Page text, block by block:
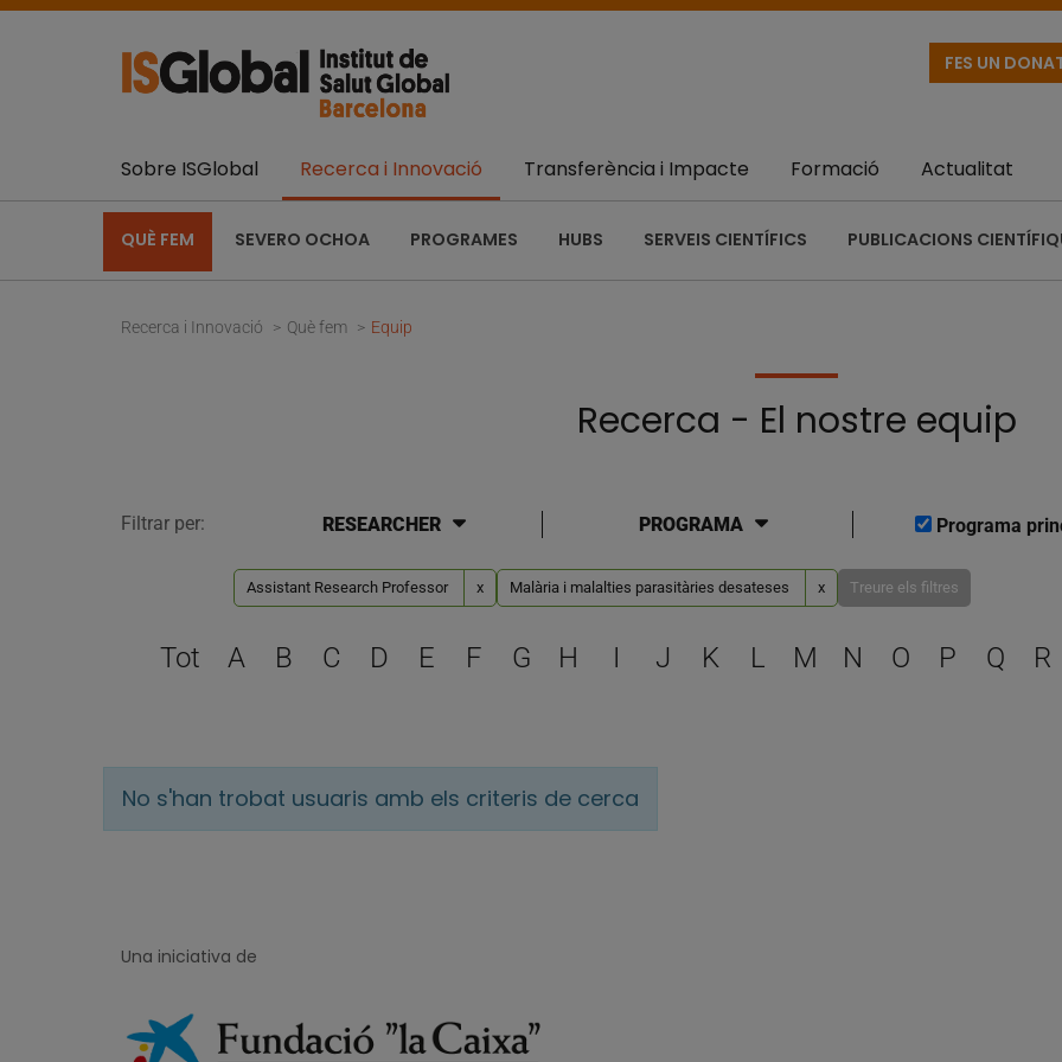
FES UN
Sobre ISGlobal Recerca i Innovació
QUÈ FEM SEVERO OCHOA PROGRAMES HUBS SERVEIS CIENTÍFICS PUBLICACIONS
Transferència i Impacte Formació Actualitat
Recerca i Innovació Què fem Equip
Recerca - El nostre equip
Filtrar per: RESEARCHER PROGRAMA Programa
Assistant Research Professor x Malària i malalties parasitàries desateses x Treure els filtres
Escull una lletra per filtrar
Tot A B C D E F G H I J K L M N O P Q R
No s'han trobat usuaris amb els criteris de cerca
Una iniciativa de